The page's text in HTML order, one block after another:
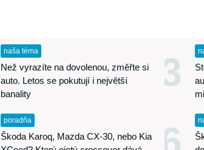
naša téma
Než vyrazíte na dovolenou, změřte si
auto. Letos se pokutují i největší
banality
3
poradňa
Škoda Karoq, Mazda CX-30, nebo Kia